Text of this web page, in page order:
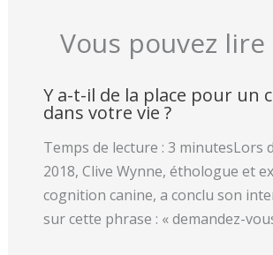
Vous pouvez lire
Y a-t-il de la place pour un
dans votre vie ?
Temps de lecture : 3 minutesLors
2018, Clive Wynne, éthologue et
cognition canine, a conclu son
sur cette phrase : « demandez-